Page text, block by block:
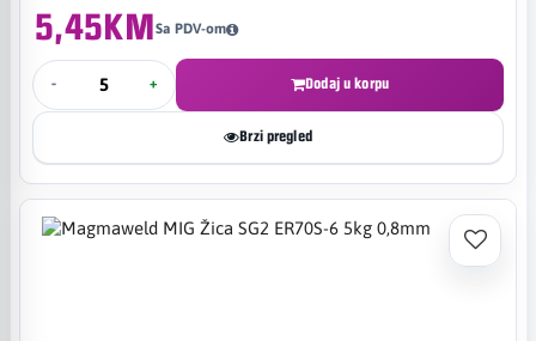
5,45KMSa PDV-om
- + Dodaj u korpu
Brzi pregled